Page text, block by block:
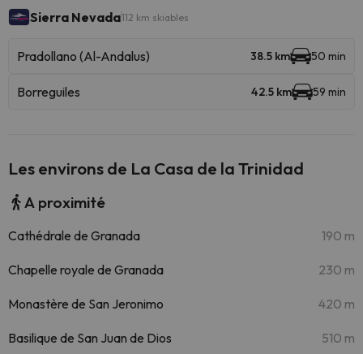
Sierra Nevada112 km skiables
Pradollano (Al-Andalus) 38.5 km 50 min
Borreguiles 42.5 km 59 min
Les environs de La Casa de la Trinidad
A proximité
Cathédrale de Granada 190 m
Chapelle royale de Granada 230 m
Monastère de San Jeronimo 420 m
Basilique de San Juan de Dios 510 m